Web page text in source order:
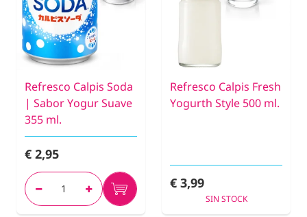
Refresco Calpis Soda
| Sabor Yogur Suave
355 ml.
€ 2,95
Refresco Calpis Fresh
Yogurth Style 500 ml.
€ 3,99
SIN STOCK